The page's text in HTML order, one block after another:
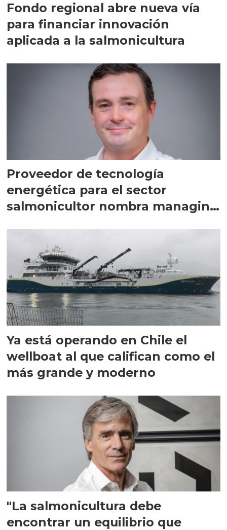
Fondo regional abre nueva vía
para financiar innovación
aplicada a la salmonicultura
Proveedor de tecnología
energética para el sector
salmonicultor nombra managing
Ya está operando en Chile el
wellboat al que califican como el
más grande y moderno
"La salmonicultura debe
encontrar un equilibrio que